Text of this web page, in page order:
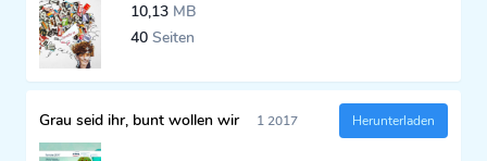
10,13 MB
40 Seiten
Grau seid ihr, bunt wollen wir 1 2017 Herunterladen